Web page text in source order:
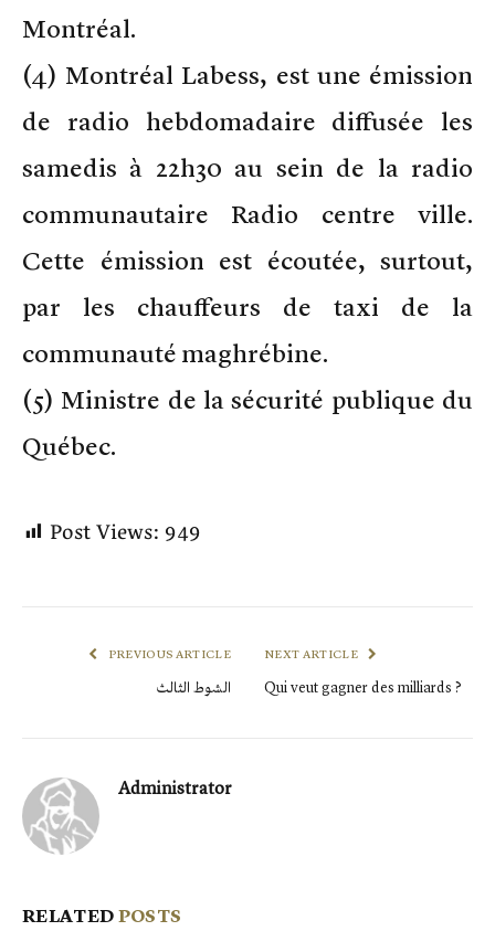
Montréal.
(4) Montréal Labess, est une émission
de radio hebdomadaire diffusée les
samedis à 22h30 au sein de la radio
communautaire Radio centre ville.
Cette émission est écoutée, surtout,
par les chauffeurs de taxi de la
communauté maghrébine.
(5) Ministre de la sécurité publique du
Québec.
Post Views: 949
PREVIOUS ARTICLE
الشوط الثالث
NEXT ARTICLE
Qui veut gagner des milliards ?
Administrator
RELATEDPOSTS